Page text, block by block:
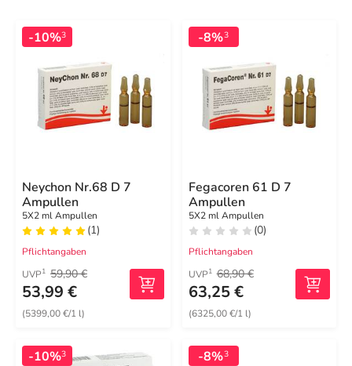
-10%3
Neychon Nr.68 D 7
Ampullen
5X2 ml Ampullen
(1)
Pflichtangaben
UVP1 59,90 €
53,99 €
(5399,00 €/1 l)
-8%3
Fegacoren 61 D 7
Ampullen
5X2 ml Ampullen
(0)
Pflichtangaben
UVP1 68,90 €
63,25 €
(6325,00 €/1 l)
-10%3 -8%3